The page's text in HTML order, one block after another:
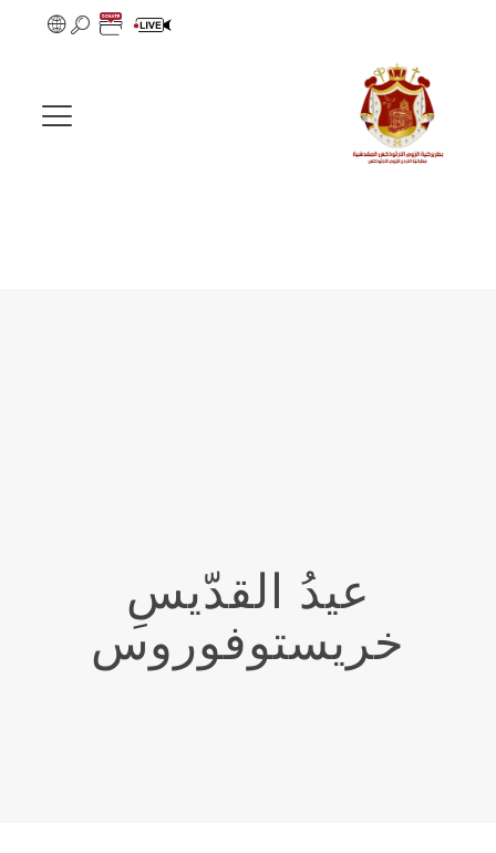
عيدُ القدّيسِ
خريستوفوروس